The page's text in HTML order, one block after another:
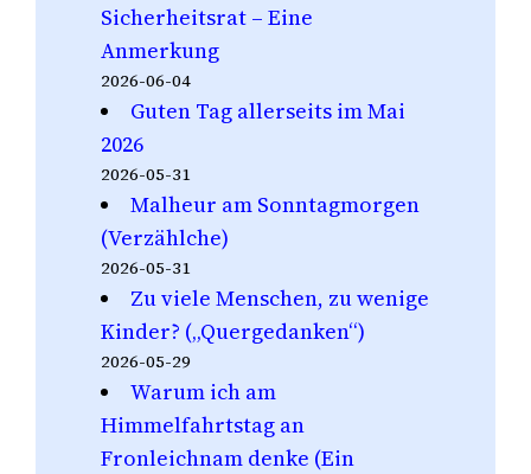
Sicherheitsrat – Eine
Anmerkung
2026-06-04
Guten Tag allerseits im Mai
2026
2026-05-31
Malheur am Sonntagmorgen
(Verzählche)
2026-05-31
Zu viele Menschen, zu wenige
Kinder? („Quergedanken“)
2026-05-29
Warum ich am
Himmelfahrtstag an
Fronleichnam denke (Ein